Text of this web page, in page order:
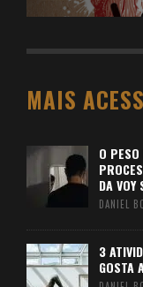
MAIS
O
DA VOY
DANIEL
3
GOSTA